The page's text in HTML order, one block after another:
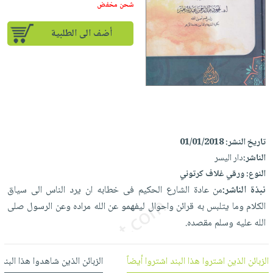
إختياراتنا
أكاديمية
القراءة
iKitab
حدود
يتكرر
iKitab
على
Android
تحميل
iKitab
على
Apple
أسئلة
طرحها
تحميل
masmu3
masmu3
على
Apple
المواضيع
مبيعاً
تعليمية
جوائز
تعليمية
الصحة
والعناية
الشخصية
أجهزة
العناية
الشخصية
العناية
وتصفيف
الشعر
العناية
بالجسم
المطبخ
والسفرة
جديد
الكل
أواني
أدوات
متجر
أقسام
شحن مخفض
أضف الى الطلبية
تاريخ النشر:01/01/2018
الناشر:دار اليسر
النوع:ورقي غلاف كرتوني
نبذة الناشر:من عادة الشارع الحكيم فى خطابه ان يرد الناس الى سياق
الكلام وما يتلبس به قرائن واحوال ليفهمو عن الله مراده وعن الرسول صلى
الله عليه وسلم مقصده.
الزبائن الذين اشتروا هذا البند اشتروا أيضاً الزبائن الذين شاهدوا هذا